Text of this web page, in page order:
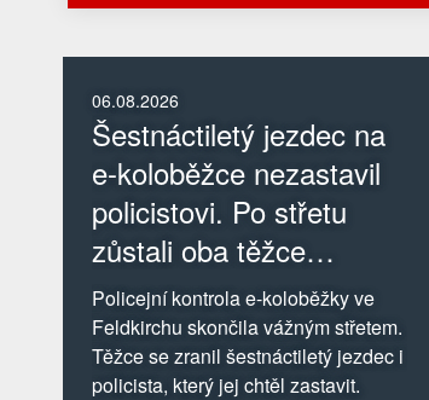
06.08.2026
Šestnáctiletý jezdec na
e-koloběžce nezastavil
policistovi. Po střetu
zůstali oba těžce
zranění
Policejní kontrola e-koloběžky ve
Feldkirchu skončila vážným střetem.
Těžce se zranil šestnáctiletý jezdec i
policista, který jej chtěl zastavit.